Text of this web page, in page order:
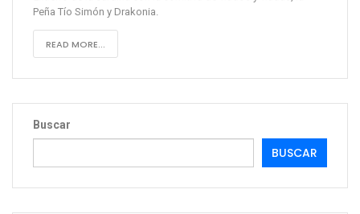
Peña Tío Simón y Drakonia.
READ MORE...
Buscar
BUSCAR